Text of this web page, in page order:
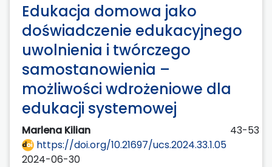
Edukacja domowa jako
doświadczenie edukacyjnego
uwolnienia i twórczego
samostanowienia –
możliwości wdrożeniowe dla
edukacji systemowej
Marlena Kilian
43-53
https://doi.org/10.21697/ucs.2024.33.1.05
2024-06-30